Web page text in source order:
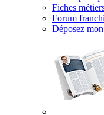
Fiches
Forum
Déposez